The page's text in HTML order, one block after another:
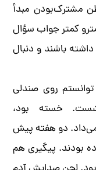
مشترک‌بودن مبدأ
کمتر جواب سؤال
باشند و دنبال
روی صندلی
خسته بود،
دو هفته پیش
بودند. پیگیری هم